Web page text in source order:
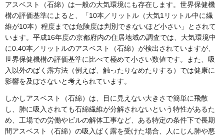
アスベスト（石綿）は一般の大気環境にも存在します。世界保健機
構の評価基準によると、「10本／リットル（大気1リットル中に繊
維が10本）程度までは危険度は判別できないほど小さい」とされて
います。平成16年度の京都府内の住居地域の調査では、大気環境中
に0.40本／リットルのアスベスト（石綿）が検出されていますが、
世界保健機構の評価基準に比べて極めて小さい数値です。また、吸
入以外のばく露方法（例えば、触ったりなめたりする）では健康に
影響を及ぼさないと考えられています。
しかしアスベスト（石綿）は、目に見えない大きさで簡単に飛散
し、肺に吸入されても石綿繊維が分解されないという特性があるた
め、工場での労働やビルの解体工事など、ある特定の条件下で長期
間アスベスト（石綿）の吸入ばく露を受けた場合、人にじん肺や悪